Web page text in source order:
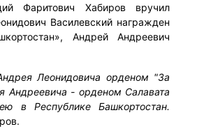
Фаритович Хабиров вручил
Василевский награжден
Андрей Андреевич
Леонидовича орденом "За
Андреевича - орденом Салавата
в Республике Башкортостан.